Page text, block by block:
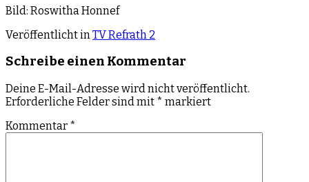
Bild: Roswitha Honnef
Veröffentlicht in TV Refrath 2
Schreibe einen Kommentar
Deine E-Mail-Adresse wird nicht veröffentlicht.
Erforderliche Felder sind mit * markiert
Kommentar *